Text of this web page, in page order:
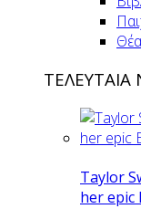
ΤΕΛΕΥΤΑΙΑ
Taylor
her epic